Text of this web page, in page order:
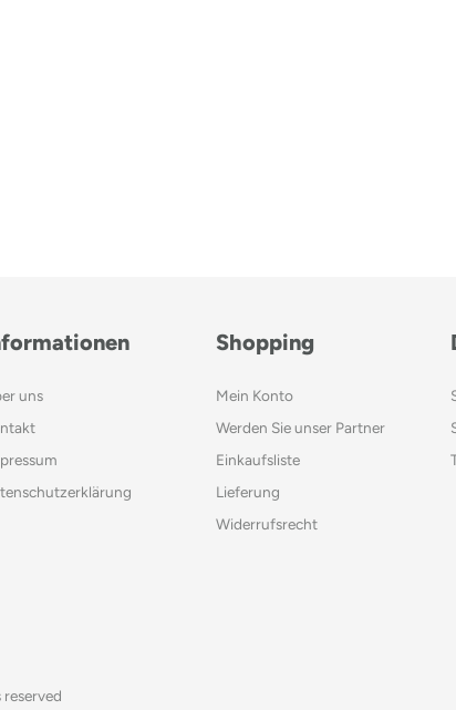
uns
Shopping
Mein Konto
Werden Sie unser Partner
Einkaufsliste
Lieferung
Widerrufsrecht